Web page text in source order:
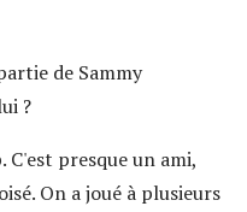
de Sammy
?
C'est presque un ami,
On a joué à plusieurs